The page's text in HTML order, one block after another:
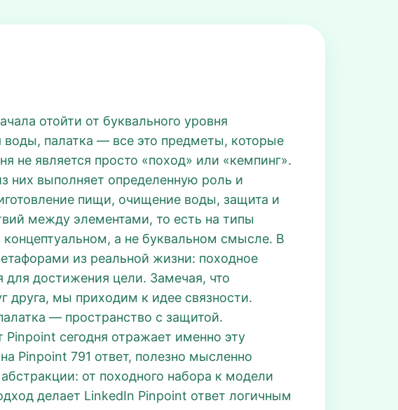
отойти от буквального уровня
палатка — все это предметы, которые
не является просто «поход» или «кемпинг».
них выполняет определенную роль и
пищи, очищение воды, защита и
между элементами, то есть на типы
а не буквальном смысле. В
из реальной жизни: походное
достижения цели. Замечая, что
друга, мы приходим к идее связности.
— пространство с защитой.
сегодня отражает именно эту
Pinpoint 791 ответ, полезно мысленно
от походного набора к модели
делает LinkedIn Pinpoint ответ логичным